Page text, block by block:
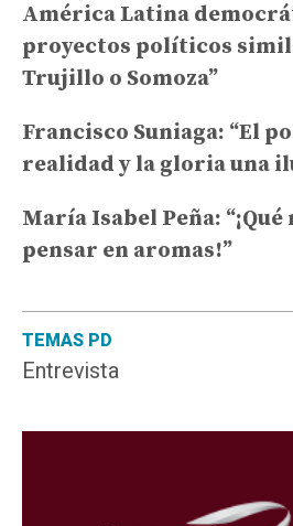
TEMAS PD
Entrevista
América Latina
proyectos políticos
Trujillo o Somoza”
Francisco Suniaga: “El
realidad y la gloria una
María Isabel Peña:
pensar en aromas!”